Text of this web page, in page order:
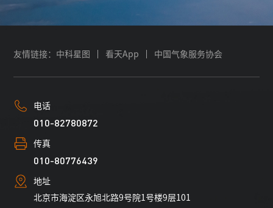
友情链接： 中科星图 看天App 中国气象服务协会
电话
010-82780872
传真
010-80776439
地址
北京市海淀区永旭北路9号院1号楼9层101